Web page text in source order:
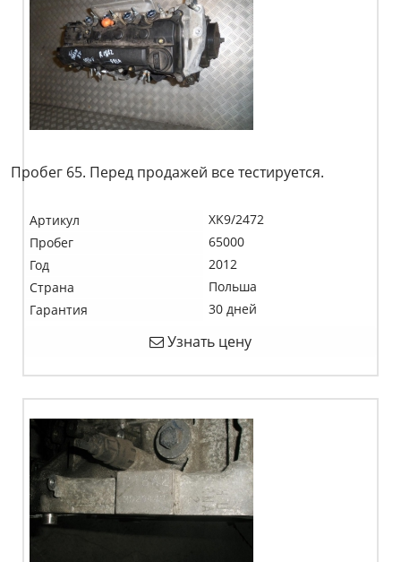
Пробег 65. Перед продажей все тестируется.
Артикул
XK9/2472
Пробег
65000
Год
2012
Страна
Польша
Гарантия
30 дней
Узнать цену